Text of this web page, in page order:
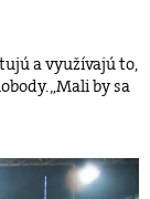
a využívajú to,
„Mali by sa